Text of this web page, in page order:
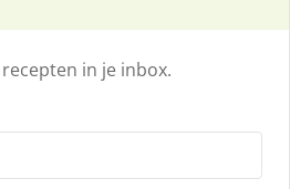
in je inbox.